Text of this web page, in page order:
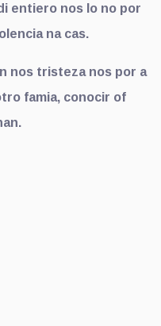
entiero nos lo no por
na cas.
nos tristeza nos por a
famia, conocir of